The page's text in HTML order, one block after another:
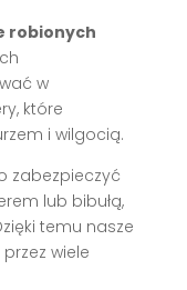
robionych
w
które
i wilgocią.
zabezpieczyć
lub bibułą,
temu nasze
wiele